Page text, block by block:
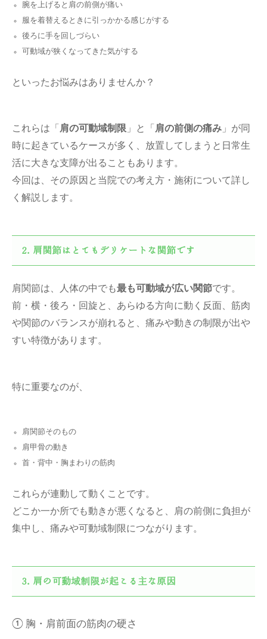
腕を上げると肩の前側が痛い
服を着替えるときに引っかかる感じがする
後ろに手を回しづらい
可動域が狭くなってきた気がする
といったお悩みはありませんか？
これらは「 肩の可動域制限 」と「 肩の前側の痛み 」が同
時に起きているケースが多く、放置してしまうと日常生
活に大きな支障が出ることもあります。
今回は、その原因と当院での考え方・施術について詳し
く解説します。
肩関節はとてもデリケートな関節です
肩関節は、人体の中でも最も可動域が広い関節です。
前・横・後ろ・回旋と、あらゆる方向に動く反面、筋肉
や関節のバランスが崩れると、痛みや動きの制限が出や
すい特徴があります。
特に重要なのが、
肩関節そのもの
肩甲骨の動き
首・背中・胸まわりの筋肉
これらが連動して動くことです。
どこか一か所でも動きが悪くなると、肩の前側に負担が
集中し、痛みや可動域制限につながります。
肩の可動域制限が起こる主な原因
① 胸・肩前面の筋肉の硬さ